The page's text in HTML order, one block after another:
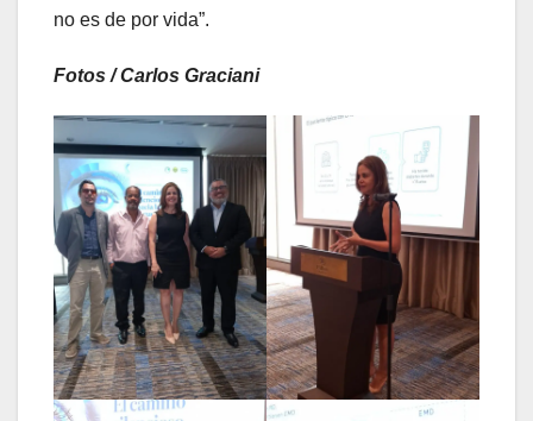
no es de por vida”.
Fotos / Carlos Graciani